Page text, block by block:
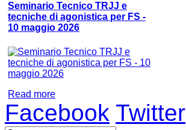
Seminario Tecnico TRJJ e
tecniche di agonistica per FS -
10 maggio 2026
Read more
Facebook Twitter